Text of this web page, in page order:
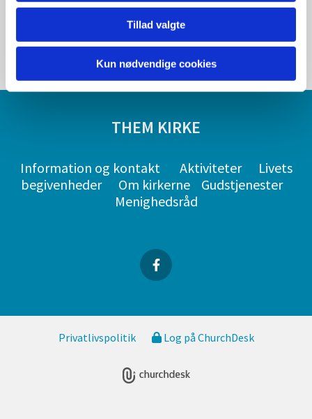
Tillad valgte
Kun nødvendige cookies
THEM KIRKE
Information og kontakt Aktiviteter
Livets
begivenheder
Om kirkerne
Gudstjenester
Menighedsråd
Privatlivspolitik Log på ChurchDesk